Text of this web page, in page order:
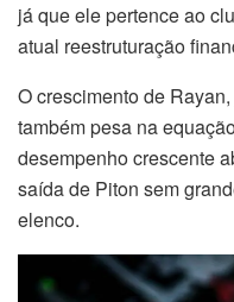
já que ele pertence ao
atual reestruturação
O crescimento de
também pesa na
desempenho crescente
saída de Piton sem
elenco.